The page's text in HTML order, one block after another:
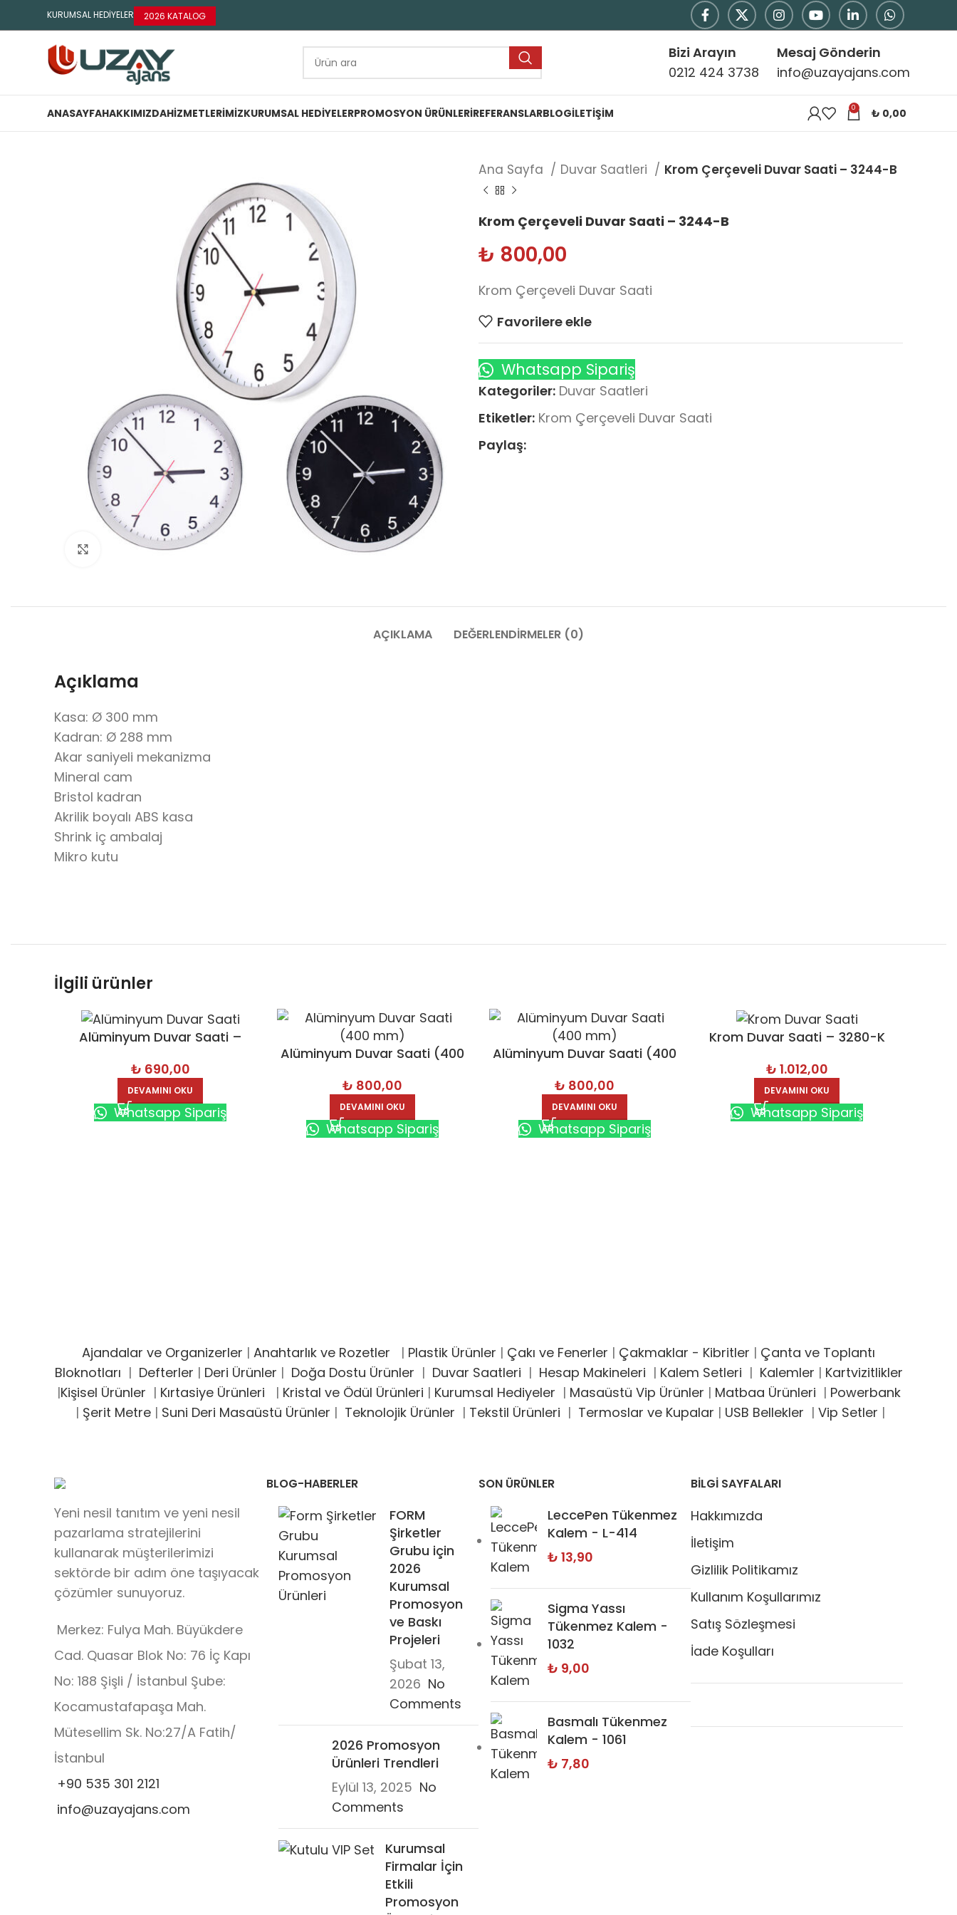
KURUMSAL HEDİYELER 2026 KATALOG
Bizi Arayın
0212 424 3738
Mesaj Gönderin
info@uzayajans.com
ANASAYFAHAKKIMIZDAHIZMETLERIMIZKURUMSAL HEDIYELERPROMOSYON ÜRÜNLERIREFERANSLARBLOGİLETIŞIM 0 ₺ 0,00
Click to enlarge
Ana Sayfa Duvar Saatleri Krom Çerçeveli Duvar Saati – 3244-B
Krom Çerçeveli Duvar Saati – 3244-B
₺ 800,00
Krom Çerçeveli Duvar Saati
Favorilere ekle
Whatsapp Sipariş
Kategoriler: Duvar Saatleri
Etiketler: Krom Çerçeveli Duvar Saati
Paylaş:
AÇIKLAMA DEĞERLENDIRMELER (0)
Açıklama
Kasa: Ø 300 mm
Kadran: Ø 288 mm
Akar saniyeli mekanizma
Mineral cam
Bristol kadran
Akrilik boyalı ABS kasa
Shrink iç ambalaj
Mikro kutu
İlgili ürünler
Alüminyum Duvar Saati –
₺ 690,00
DEVAMINI OKU
Whatsapp Sipariş
Alüminyum Duvar Saati (400
₺ 800,00
DEVAMINI OKU
Whatsapp Sipariş
Alüminyum Duvar Saati (400
₺ 800,00
DEVAMINI OKU
Whatsapp Sipariş
Krom Duvar Saati – 3280-K
₺ 1.012,00
DEVAMINI OKU
Whatsapp Sipariş
Ajandalar ve Organizerler | Anahtarlık ve Rozetler | Plastik Ürünler | Çakı ve Fenerler | Çakmaklar - Kibritler | Çanta ve Toplantı
Bloknotları | Defterler | Deri Ürünler | Doğa Dostu Ürünler | Duvar Saatleri | Hesap Makineleri | Kalem Setleri | Kalemler | Kartvizitlikler
|Kişisel Ürünler | Kırtasiye Ürünleri | Kristal ve Ödül Ürünleri | Kurumsal Hediyeler | Masaüstü Vip Ürünler | Matbaa Ürünleri | Powerbank
| Şerit Metre | Suni Deri Masaüstü Ürünler | Teknolojik Ürünler | Tekstil Ürünleri | Termoslar ve Kupalar | USB Bellekler | Vip Setler |
Yeni nesil tanıtım ve yeni nesil
pazarlama stratejilerini
kullanarak müşterilerimizi
sektörde bir adım öne taşıyacak
çözümler sunuyoruz.
Merkez: Fulya Mah. Büyükdere
Cad. Quasar Blok No: 76 İç Kapı
No: 188 Şişli / İstanbul Şube:
Kocamustafapaşa Mah.
Mütesellim Sk. No:27/A Fatih/
İstanbul
+90 535 301 2121
info@uzayajans.com
BLOG-HABERLER
FORM
Şirketler
Grubu için
2026
Kurumsal
Promosyon
ve Baskı
Projeleri
Şubat 13,
2026 No
Comments
2026 Promosyon
Ürünleri Trendleri
Eylül 13, 2025 No
Comments
Kurumsal
Firmalar İçin
Etkili
Promosyon
SON ÜRÜNLER
LeccePen Tükenmez
Kalem - L-414
₺ 13,90
Sigma Yassı
Tükenmez Kalem -
1032
₺ 9,00
Basmalı Tükenmez
Kalem - 1061
₺ 7,80
BİLGİ SAYFALARI
Hakkımızda
İletişim
Gizlilik Politikamız
Kullanım Koşullarımız
Satış Sözleşmesi
İade Koşulları